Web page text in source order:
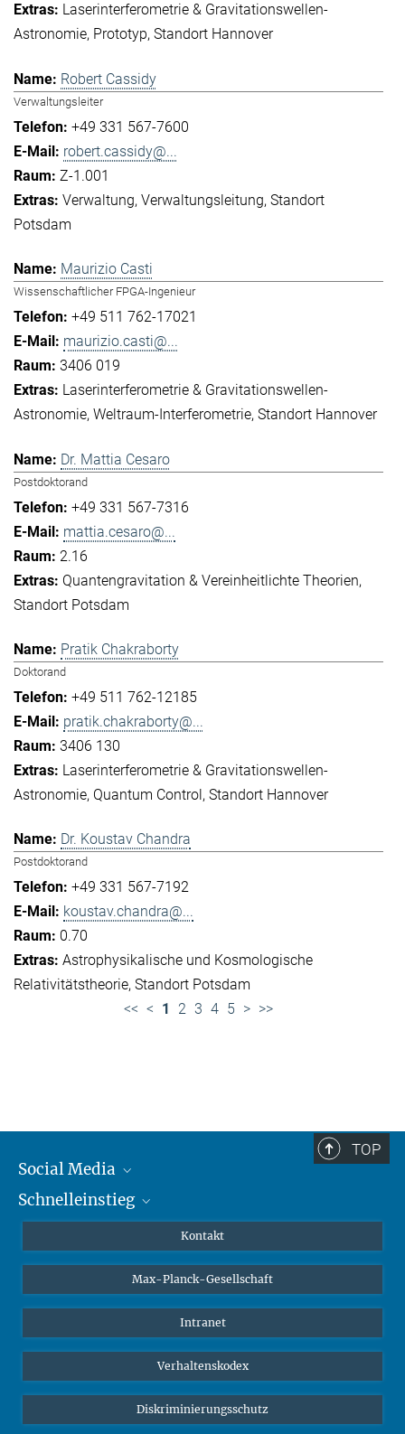
Laserinterferometrie & Gravitationswellen-
Astronomie Prototyp Standort Hannover
Robert Cassidy
Verwaltungsleiter
+49 331 567-7600
robert.cassidy@...
Z-1.001
Verwaltung Verwaltungsleitung Standort
Potsdam
Maurizio Casti
Wissenschaftlicher FPGA-Ingenieur
+49 511 762-17021
maurizio.casti@...
3406 019
Laserinterferometrie & Gravitationswellen-
Astronomie Weltraum-Interferometrie Standort Hannover
Dr. Mattia Cesaro
Postdoktorand
+49 331 567-7316
mattia.cesaro@...
2.16
Quantengravitation & Vereinheitlichte Theorien
Standort Potsdam
Pratik Chakraborty
Doktorand
+49 511 762-12185
pratik.chakraborty@...
3406 130
Laserinterferometrie & Gravitationswellen-
Astronomie Quantum Control Standort Hannover
Dr. Koustav Chandra
Postdoktorand
+49 331 567-7192
koustav.chandra@...
0.70
Astrophysikalische und Kosmologische
Relativitätstheorie Standort Potsdam
<< < 1 2 3 4 5 > >>
TOP
Social Media
Mastodon
Schnelleinstieg
Studierende
Schüler*innen
Öffentlichkeit
Alumnae | Alumni
Kontakt
Max-Planck-Gesellschaft
Intranet
Verhaltenskodex
Diskriminierungsschutz